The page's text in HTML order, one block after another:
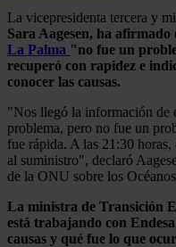
La vicepresidenta tercera y
Sara Aagesen, ha afirmado
La Palma "no fue un
recuperó con rapidez e
conocer las causas.
"Nos llegó la información de
problema, pero no fue un
fue rápida. A las 21:30
al suministro", declaró
de la ONU sobre los
La ministra de Transición
está trabajando con
causas y qué fue lo que